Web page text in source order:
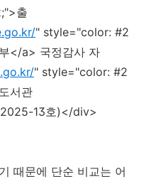
출
" style="color: #2
</a> 국정감사 자
" style="color: #2
서관
13호)</div>
때문에 단순 비교는 어